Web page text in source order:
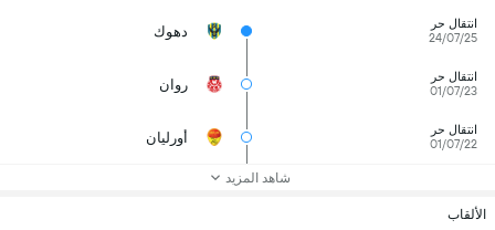
انتقال حر
24/07/25
دهوك
انتقال حر
01/07/23
روان
انتقال حر
01/07/22
أورليان
شاهد المزيد
الألقاب